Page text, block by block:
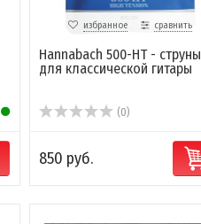
избранное сравнить
Hannabach 500-HT - струны
для классической гитары
(0)
850 руб.